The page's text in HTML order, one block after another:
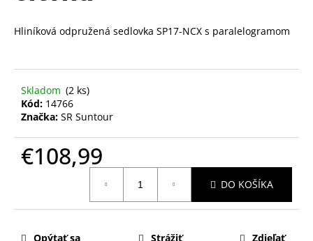
Hliníková odpružená sedlovka SP17-NCX s paralelogramom
Skladom (2 ks)
Kód: 14766
Značka: SR Suntour
€108,99
DO KOŠÍKA
Opýtať sa Strážiť Zdieľať